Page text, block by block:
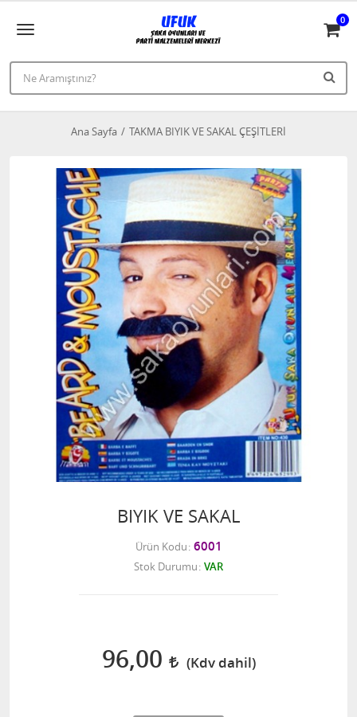
0
Ana Sayfa TAKMA BIYIK VE SAKAL ÇEŞİTLERİ
BIYIK VE SAKAL
Ürün Kodu 6001
Stok Durumu VAR
96,00